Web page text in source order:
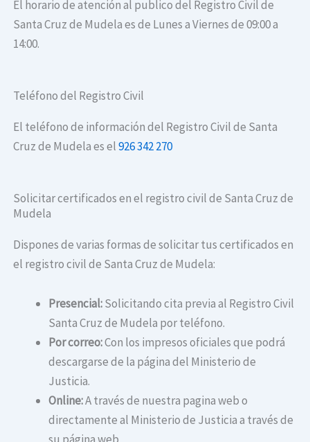
El horario de atención al publico del Registro Civil de
Santa Cruz de Mudela es de Lunes a Viernes de 09:00 a
14:00.
Teléfono del Registro Civil
El teléfono de información del Registro Civil de Santa
Cruz de Mudela es el926 342 270
Solicitar certificados en el registro civil de Santa Cruz de
Mudela
Dispones de varias formas de solicitar tus certificados en
el registro civil de Santa Cruz de Mudela:
Presencial:Solicitando cita previa al Registro Civil
Santa Cruz de Mudela por teléfono.
Por correo:Con los impresos oficiales que podrá
descargarse de la página del Ministerio de
Justicia.
Online:A través de nuestra pagina web o
directamente al Ministerio de Justicia a través de